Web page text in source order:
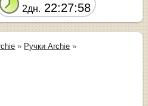
2дн. 22:27:58
» Ручки Archie »